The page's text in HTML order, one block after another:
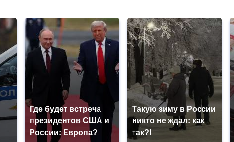
Где будет встреча
президентов США и
России: Европа?
Такую зиму в России
никто не ждал: как
так?!